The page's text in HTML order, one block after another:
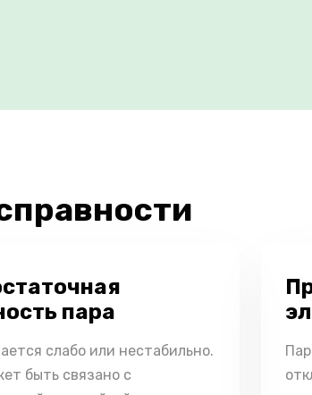
пара
слабо или нестабильно.
быть связано с